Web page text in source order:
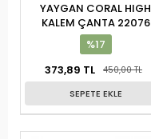
YAYGAN CORAL HIGH
KALEM ÇANTA 22076
%17
373,89 TL
450,00 TL
SEPETE EKLE